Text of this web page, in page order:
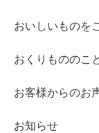
おいしいものを
おくりもののこ
お客様からのお
お知らせ